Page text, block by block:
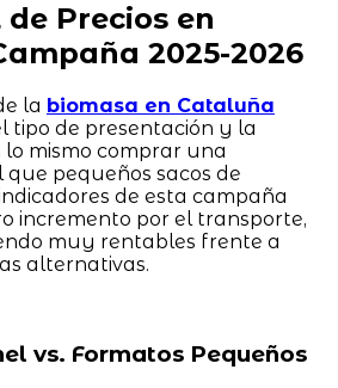
Precios en
2025-2026
la biomasa en Cataluña
tipo de presentación y la
lo mismo comprar una
pequeños sacos de
de esta campaña
incremento por el transporte,
muy rentables frente a
alternativas.
vs. Formatos Pequeños